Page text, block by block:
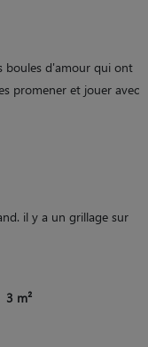
boules d'amour qui ont
promener et jouer avec
il y a un grillage sur
3 m²